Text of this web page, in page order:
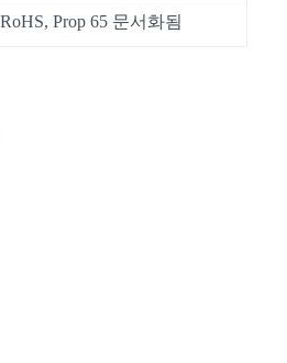
Prop 65 문서화됨